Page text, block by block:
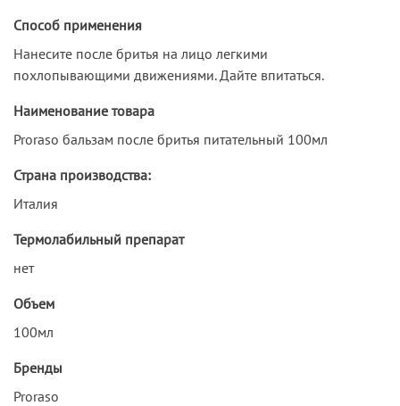
Способ применения
Нанесите после бритья на лицо легкими
похлопывающими движениями. Дайте впитаться.
Наименование товара
Proraso бальзам после бритья питательный 100мл
Страна производства:
Италия
Термолабильный препарат
нет
Объем
100мл
Бренды
Proraso